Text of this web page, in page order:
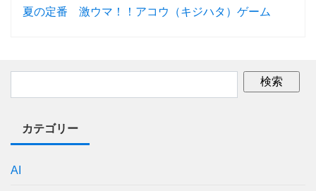
夏の定番 激ウマ！！アコウ（キジハタ）ゲーム
カテゴリー
AI